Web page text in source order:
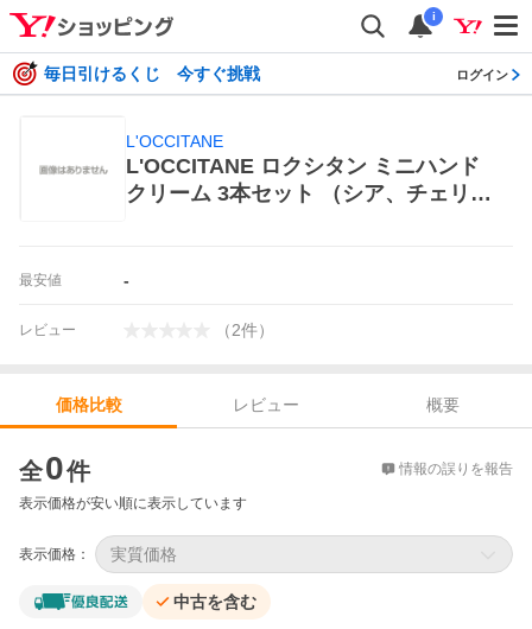
i
毎日引けるくじ 今すぐ挑戦 ログイン
L'OCCITANE
L'OCCITANE ロクシタン ミニハンド
クリーム 3本セット （シア、チェリ
最安値 -
レビュー （2件）
価格比較 レビュー
概要
全0件 情報の誤りを報告
表示価格が安い順に表示しています
表示価格： 実質価格
中古を含む